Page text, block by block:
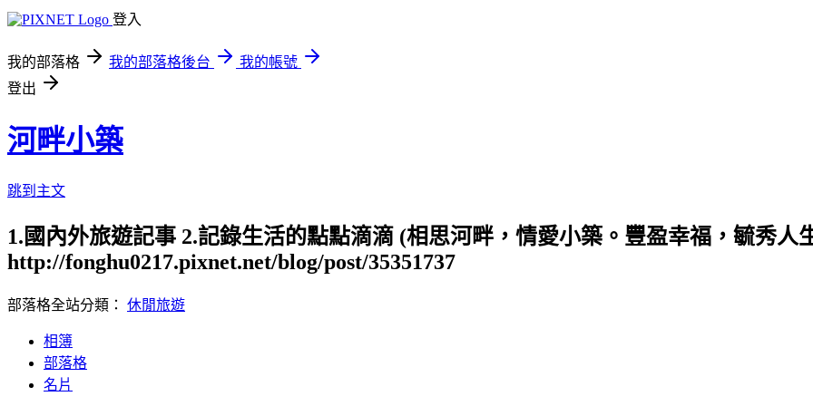
登入
我的部落格 我的部落格後台
我的帳號
登出
河畔小築
跳到主文
1.國內外旅遊記事 2.記錄生活的點點滴滴 (相思河畔，情愛小築。豐盈幸福，毓秀人
http://fonghu0217.pixnet.net/blog/post/35351737
部落格全站分類： 休閒旅遊
相簿
部落格
名片